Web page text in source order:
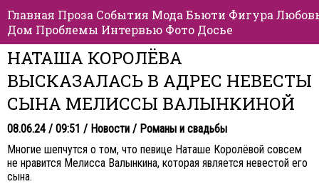
Главная Проза События Мода Бьюти Фигура
Дом Проблемы Интервью Фото Досье
НАТАША КОРОЛЁВА
ВЫСКАЗАЛАСЬ В АДРЕС НЕВЕСТЫ
СЫНА МЕЛИССЫ ВАЛЫНКИНОЙ
08.06.24 / 09:51 / Новости / Романы и свадьбы
Многие шепчутся о том, что певице Наташе Королёвой совсем
не нравится Мелисса Валынкина, которая является невестой его
сына.